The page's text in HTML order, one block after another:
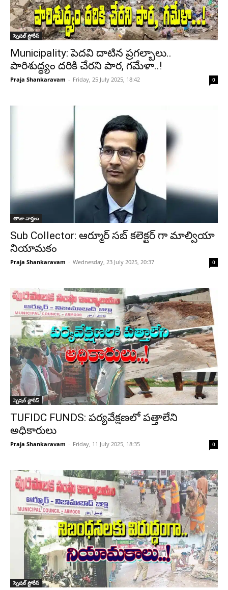
స్పెషల్ స్టోరీస్
Municipality: పెదవి దాటిన ప్రగల్బాలు..
పారిశుద్ధ్యం దరికి చేరని పార, గమేళా..!
Praja Shankaravam - Friday, 25 July 2025, 18:42 0
తాజా వార్తలు
Sub Collector: ఆర్మూర్ సబ్ కలెక్టర్ గా మాల్వియా
నియామకం
Praja Shankaravam - Wednesday, 23 July 2025, 20:37 0
స్పెషల్ స్టోరీస్
TUFIDC FUNDS: పర్యవేక్షణలో పత్తాలేని
అధికారులు
Praja Shankaravam - Friday, 11 July 2025, 18:35 0
స్పెషల్ స్టోరీస్